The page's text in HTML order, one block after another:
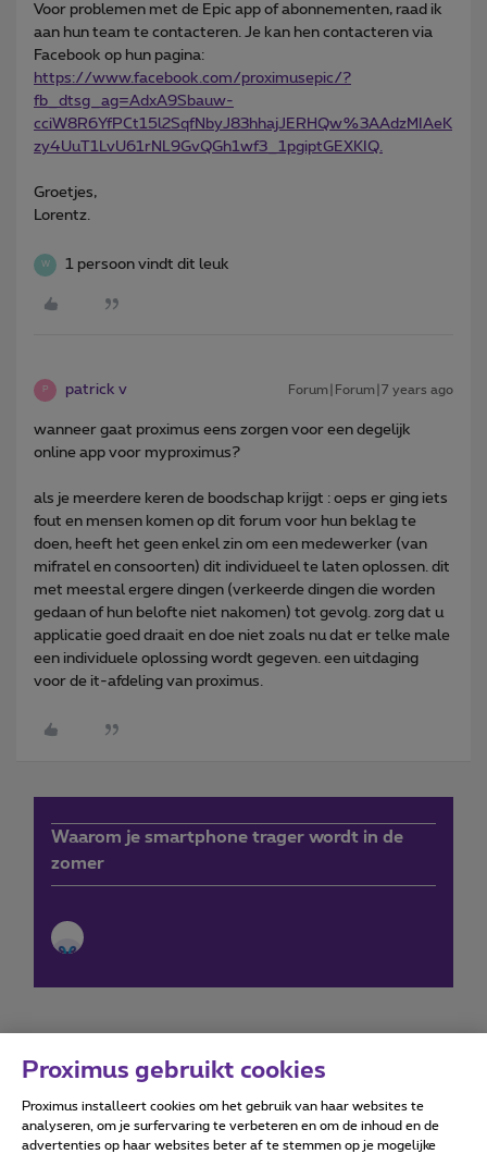
Voor problemen met de Epic app of abonnementen, raad ik
aan hun team te contacteren. Je kan hen contacteren via
Facebook op hun pagina:
https://www.facebook.com/proximusepic/?
fb_dtsg_ag=AdxA9Sbauw-
cciW8R6YfPCt15l2SqfNbyJ83hhajJERHQw%3AAdzMIAeK
zy4UuT1LvU61rNL9GvQGh1wf3_1pgiptGEXKIQ.
Groetjes,
Lorentz.
W 1 persoon vindt dit leuk
P patrick v Forum|Forum|7 years ago
wanneer gaat proximus eens zorgen voor een degelijk
online app voor myproximus?
als je meerdere keren de boodschap krijgt : oeps er ging iets
fout en mensen komen op dit forum voor hun beklag te
doen, heeft het geen enkel zin om een medewerker (van
mifratel en consoorten) dit individueel te laten oplossen. dit
met meestal ergere dingen (verkeerde dingen die worden
gedaan of hun belofte niet nakomen) tot gevolg. zorg dat u
applicatie goed draait en doe niet zoals nu dat er telke male
een individuele oplossing wordt gegeven. een uitdaging
voor de it-afdeling van proximus.
Waarom je smartphone trager wordt in de
zomer
Forumvoorwaarden Accessibility statement
Proximus gebruikt cookies
Proximus installeert cookies om het gebruik van haar websites te
analyseren, om je surfervaring te verbeteren en om de inhoud en de
advertenties op haar websites beter af te stemmen op je mogelijke